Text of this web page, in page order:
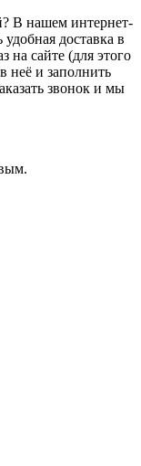
В нашем интернет-
доставка в
на сайте (для этого
неё и заполнить
звонок и мы